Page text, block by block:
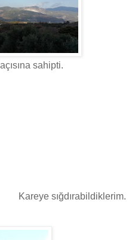
sahipti.
Kareye sığdırabildiklerim.